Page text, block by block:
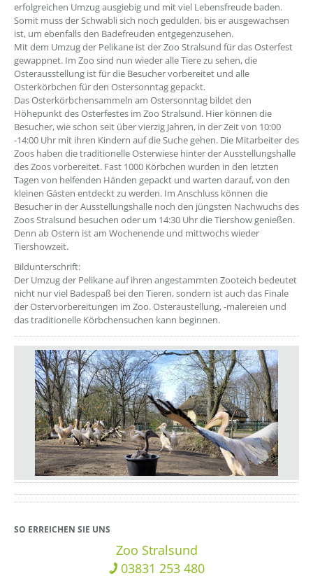
erfolgreichen Umzug ausgiebig und mit viel Lebensfreude baden.
Somit muss der Schwabli sich noch gedulden, bis er ausgewachsen
ist, um ebenfalls den Badefreuden entgegenzusehen.
Mit dem Umzug der Pelikane ist der Zoo Stralsund für das Osterfest
gewappnet. Im Zoo sind nun wieder alle Tiere zu sehen, die
Osterausstellung ist für die Besucher vorbereitet und alle
Osterkörbchen für den Ostersonntag gepackt.
Das Osterkörbchensammeln am Ostersonntag bildet den
Höhepunkt des Osterfestes im Zoo Stralsund. Hier können die
Besucher, wie schon seit über vierzig Jahren, in der Zeit von 10:00
-14:00 Uhr mit ihren Kindern auf die Suche gehen. Die Mitarbeiter des
Zoos haben die traditionelle Osterwiese hinter der Ausstellungshalle
des Zoos vorbereitet. Fast 1000 Körbchen wurden in den letzten
Tagen von helfenden Händen gepackt und warten darauf, von den
kleinen Gästen entdeckt zu werden. Im Anschluss können die
Besucher in der Ausstellungshalle noch den jüngsten Nachwuchs des
Zoos Stralsund besuchen oder um 14:30 Uhr die Tiershow genießen.
Denn ab Ostern ist am Wochenende und mittwochs wieder
Tiershowzeit.
Bildunterschrift:
Der Umzug der Pelikane auf ihren angestammten Zooteich bedeutet
nicht nur viel Badespaß bei den Tieren, sondern ist auch das Finale
der Ostervorbereitungen im Zoo. Osteraustellung, -malereien und
das traditionelle Körbchensuchen kann beginnen.
??? absaetzeUnten[1]/titel ???
SO ERREICHEN SIE UNS
Zoo Stralsund
03831 253 480